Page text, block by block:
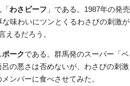
「わさビーフ 」である。1987年の発売
味わいにツンとくるわさびの刺激が
るだろう。
ポークである。群馬発のスーパー「ベ
の悪さは否めないが、わさびの刺激
ンバーに食べさせてみた。